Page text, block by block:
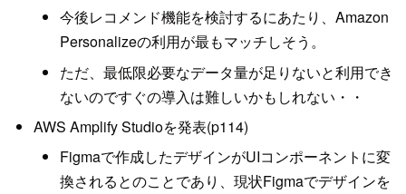
今後レコメンド機能を検討するにあたり、Amazon
Personalizeの利用が最もマッチしそう。
ただ、最低限必要なデータ量が足りないと利用でき
ないのですぐの導入は難しいかもしれない・・
AWS Amplify Studioを発表(p114)
Figmaで作成したデザインがUIコンポーネントに変
換されるとのことであり、現状Figmaでデザインを